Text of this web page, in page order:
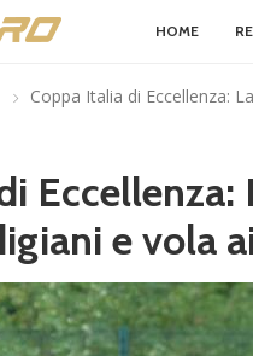
HOME
Coppa Italia di Eccellenza:
Eccellenza:
e vola